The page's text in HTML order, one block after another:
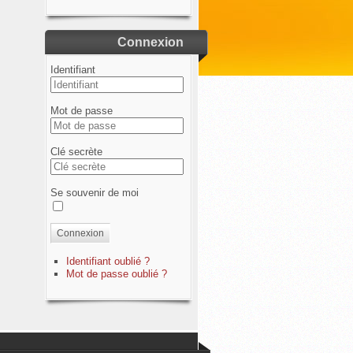
Connexion
Identifiant
Mot de passe
Clé secrète
Se souvenir de moi
Connexion
Identifiant oublié ?
Mot de passe oublié ?